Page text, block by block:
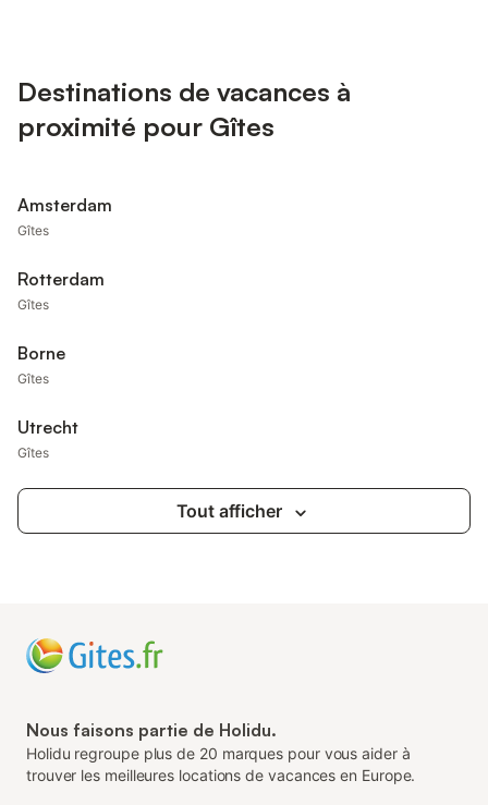
Destinations de vacances à
proximité pour Gîtes
Amsterdam
Gîtes
Rotterdam
Gîtes
Borne
Gîtes
Utrecht
Gîtes
Tout afficher
Nous faisons partie de Holidu.
Holidu regroupe plus de 20 marques pour vous aider à
trouver les meilleures locations de vacances en Europe.